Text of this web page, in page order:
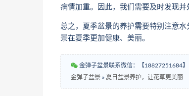
病情加重。因此，我们需要及时发现
总之，夏季盆景的养护需要特别注意
景在夏季更加健康、美丽。
金弹子盆景联系微信：【18827251684】
金弹子盆景 » 夏日盆景养护，让花草更美丽